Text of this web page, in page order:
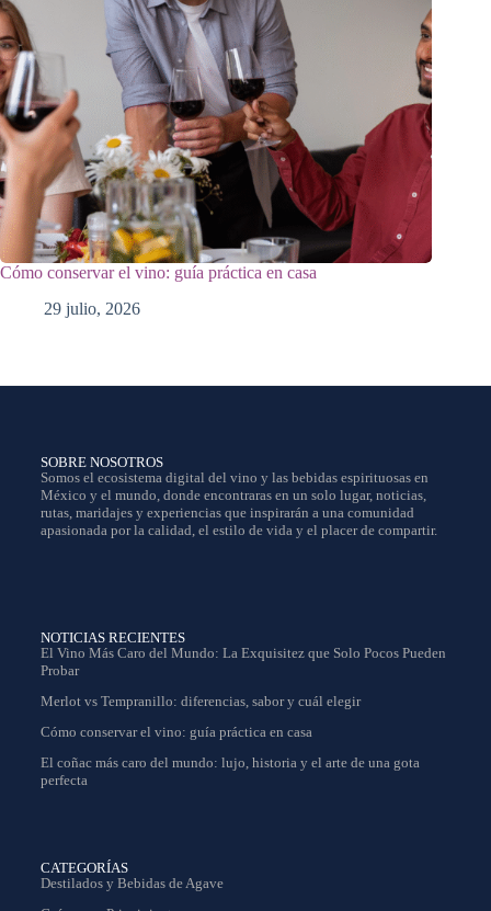
Cómo conservar el vino: guía práctica en casa
29 julio, 2026
SOBRE NOSOTROS
Somos el ecosistema digital del vino y las bebidas espirituosas en
México y el mundo, donde encontraras en un solo lugar, noticias,
rutas, maridajes y experiencias que inspirarán a una comunidad
apasionada por la calidad, el estilo de vida y el placer de compartir.
NOTICIAS RECIENTES
El Vino Más Caro del Mundo: La Exquisitez que Solo Pocos Pueden
Probar
Merlot vs Tempranillo: diferencias, sabor y cuál elegir
Cómo conservar el vino: guía práctica en casa
El coñac más caro del mundo: lujo, historia y el arte de una gota
perfecta
CATEGORÍAS
Destilados y Bebidas de Agave